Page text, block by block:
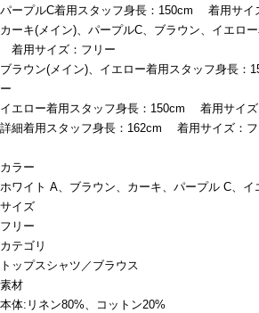
パープルC着用スタッフ身長：150cm 着用サイ
カーキ(メイン)、パープルC、ブラウン、イエロ
着用サイズ：フリー
ブラウン(メイン)、イエロー着用スタッフ身長
ー
イエロー着用スタッフ身長：150cm 着用サイズ
詳細着用スタッフ身長：162cm 着用サイズ：フ
カラー
ホワイト A、ブラウン、カーキ、パープル C、イ
サイズ
フリー
カテゴリ
トップスシャツ／ブラウス
素材
本体:リネン80%、コットン20%